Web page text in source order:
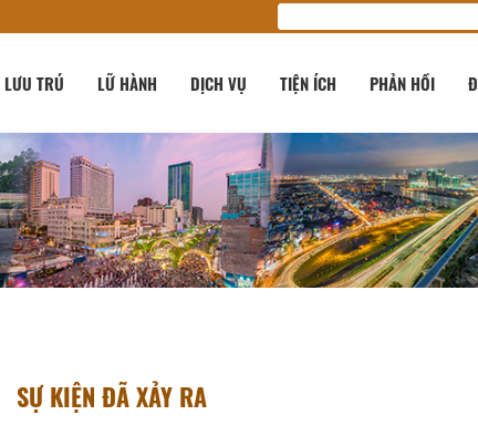
LƯU TRÚ LỮ HÀNH DỊCH VỤ TIỆN ÍCH PHẢN HỒI
SỰ KIỆN ĐÃ XẢY RA